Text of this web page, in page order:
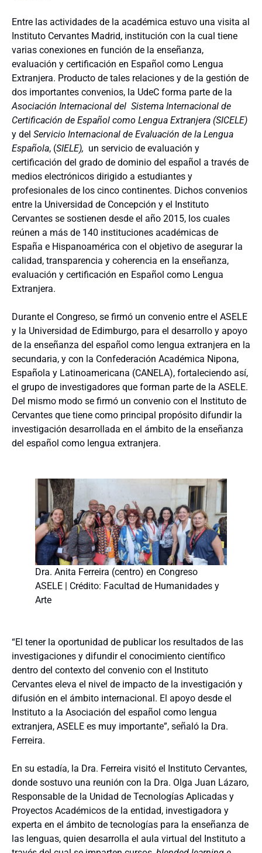
Entre las actividades de la académica estuvo una visita al
Instituto Cervantes Madrid, institución con la cual tiene
varias conexiones en función de la enseñanza,
evaluación y certificación en Español como Lengua
Extranjera. Producto de tales relaciones y de la gestión de
dos importantes convenios, la UdeC forma parte de la
Asociación Internacional del Sistema Internacional de
Certificación de Español como Lengua Extranjera (SICELE)
y del Servicio Internacional de Evaluación de la Lengua
Española, (SIELE), un servicio de evaluación y
certificación del grado de dominio del español a través de
medios electrónicos dirigido a estudiantes y
profesionales de los cinco continentes. Dichos convenios
entre la Universidad de Concepción y el Instituto
Cervantes se sostienen desde el año 2015, los cuales
reúnen a más de 140 instituciones académicas de
España e Hispanoamérica con el objetivo de asegurar la
calidad, transparencia y coherencia en la enseñanza,
evaluación y certificación en Español como Lengua
Extranjera.
Durante el Congreso, se firmó un convenio entre el ASELE
y la Universidad de Edimburgo, para el desarrollo y apoyo
de la enseñanza del español como lengua extranjera en la
secundaria, y con la Confederación Académica Nipona,
Española y Latinoamericana (CANELA), fortaleciendo así,
el grupo de investigadores que forman parte de la ASELE.
Del mismo modo se firmó un convenio con el Instituto de
Cervantes que tiene como principal propósito difundir la
investigación desarrollada en el ámbito de la enseñanza
del español como lengua extranjera.
Dra. Anita Ferreira (centro) en Congreso
ASELE | Crédito: Facultad de Humanidades y
Arte
“El tener la oportunidad de publicar los resultados de las
investigaciones y difundir el conocimiento científico
dentro del contexto del convenio con el Instituto
Cervantes eleva el nivel de impacto de la investigación y
difusión en el ámbito internacional. El apoyo desde el
Instituto a la Asociación del español como lengua
extranjera, ASELE es muy importante”, señaló la Dra.
Ferreira.
En su estadía, la Dra. Ferreira visitó el Instituto Cervantes,
donde sostuvo una reunión con la Dra. Olga Juan Lázaro,
Responsable de la Unidad de Tecnologías Aplicadas y
Proyectos Académicos de la entidad, investigadora y
experta en el ámbito de tecnologías para la enseñanza de
las lenguas, quien desarrolla el aula virtual del Instituto a